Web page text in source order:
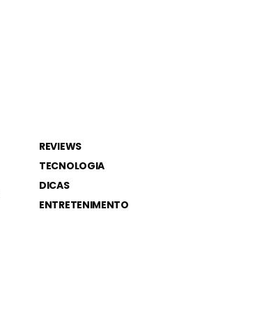
REVIEWS
TECNOLOGIA
DICAS
ENTRETENIMENTO